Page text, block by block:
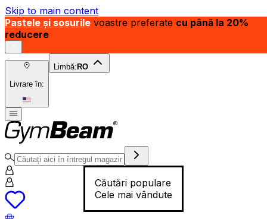
Skip to main content
Pastele și sosurile voastre preferate cu până la 20%
reducere
Livrare în:
Limbă: RO
Căutări populare
Cele mai vândute